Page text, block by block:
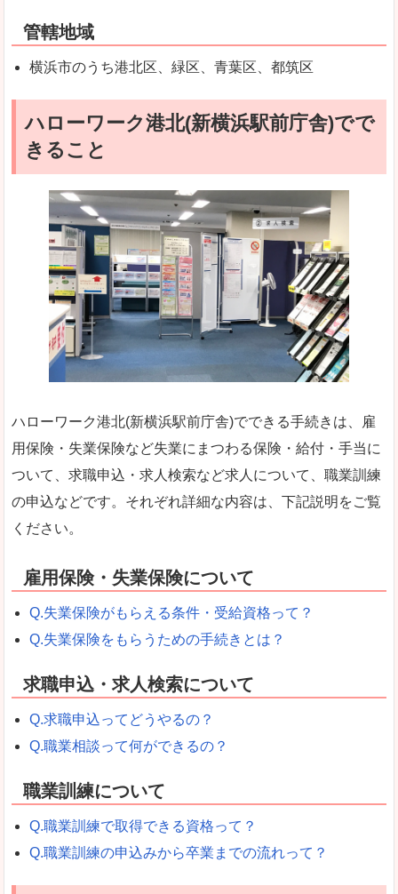
管轄地域
横浜市のうち港北区、緑区、青葉区、都筑区
ハローワーク港北(新横浜駅前庁舎)でで
きること
ハローワーク港北(新横浜駅前庁舎)でできる手続きは、雇
用保険・失業保険など失業にまつわる保険・給付・手当に
ついて、求職申込・求人検索など求人について、職業訓練
の申込などです。それぞれ詳細な内容は、下記説明をご覧
ください。
雇用保険・失業保険について
Q.失業保険がもらえる条件・受給資格って？
Q.失業保険をもらうための手続きとは？
求職申込・求人検索について
Q.求職申込ってどうやるの？
Q.職業相談って何ができるの？
職業訓練について
Q.職業訓練で取得できる資格って？
Q.職業訓練の申込みから卒業までの流れって？